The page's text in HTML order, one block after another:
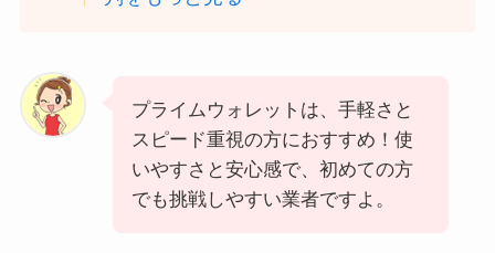
プライムウォレットは、手軽さと
スピード重視の方におすすめ！使
いやすさと安心感で、初めての方
でも挑戦しやすい業者ですよ。